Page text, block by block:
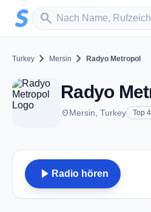
Zum Hauptinhalt springen
search
Sender suchen
Turkey chevron_right Mersin chevron_right Radyo Metropol
placeMersin, Turkey Top
play_arrow Radio hören